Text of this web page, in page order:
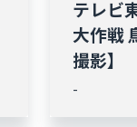
テレビ
大作戦
撮影】
-